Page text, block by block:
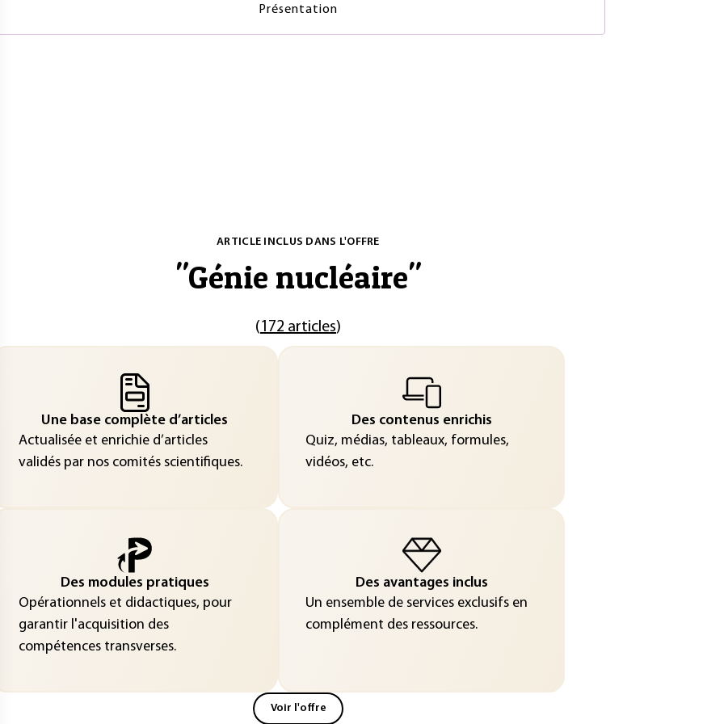
Présentation
ARTICLE INCLUS DANS L'OFFRE
"Génie nucléaire"
(172 articles)
Une base complète d’articles
Actualisée et enrichie d’articles
validés par nos comités scientifiques.
Des contenus enrichis
Quiz, médias, tableaux, formules,
vidéos, etc.
Des modules pratiques
Opérationnels et didactiques, pour
garantir l'acquisition des
compétences transverses.
Des avantages inclus
Un ensemble de services exclusifs en
complément des ressources.
Voir l'offre